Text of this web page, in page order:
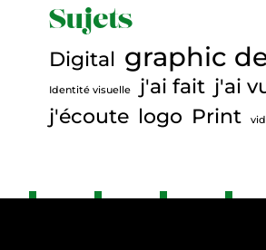
C
o
n
t
t
Sujets
Digital graphic
Identité visuelle j'ai fait j'ai
j'écoute logo Print